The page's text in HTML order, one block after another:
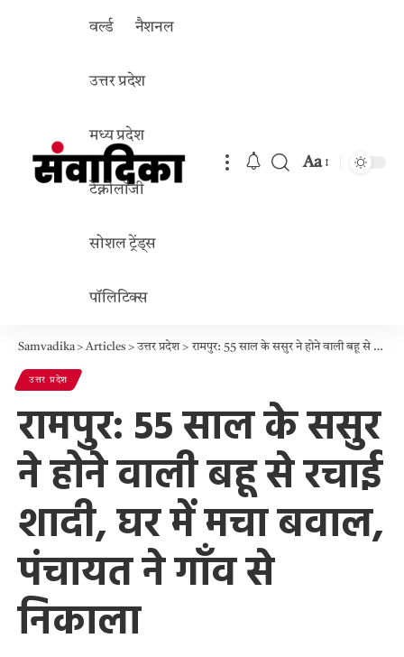
वर्ल्ड नैशनल
उत्तर प्रदेश
मध्य प्रदेश
टेक्नोलॉजी
सोशल ट्रेंड्स
पॉलिटिक्स
Aa
Samvadika>Articles >उत्तर प्रदेश>रामपुर: 55 साल के ससुर ने होने वाली बहू से रचाई शादी, घर में मचा बवाल, पंचायत ने गाँव से निकाला
उत्तर प्रदेश
रामपुर: 55 साल के ससुर
ने होने वाली बहू से रचाई
शादी, घर में मचा बवाल,
पंचायत ने गाँव से
निकाला